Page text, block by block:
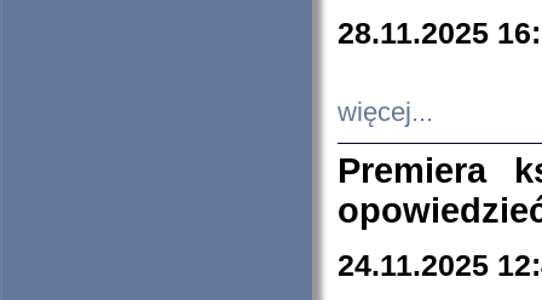
28.11.2025
więcej...
Premiera
24.11.2025